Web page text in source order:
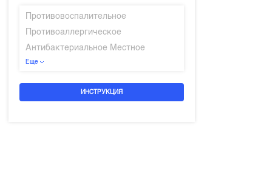
Противовоспалительное
Противоаллергическое
Антибактериальное Местное
Еще
ИНСТРУКЦИЯ